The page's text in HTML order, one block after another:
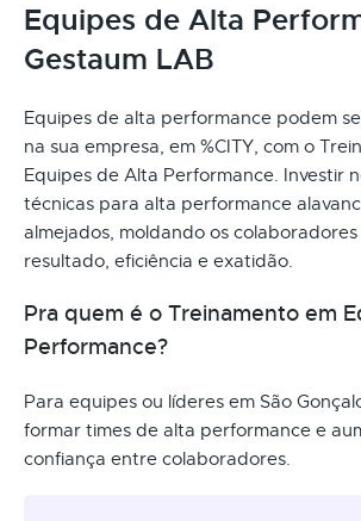
Equipes de Alta
Gestaum LAB
Equipes de alta performance podem
na sua empresa, em %CITY, com o
Equipes de Alta Performance. Investir
técnicas para alta performance
almejados, moldando os
resultado, eficiência e exatidão.
Pra quem é o Treinamento em
Performance?
Para equipes ou líderes em São
formar times de alta performance e
confiança entre colaboradores.